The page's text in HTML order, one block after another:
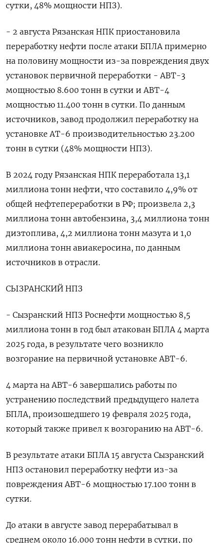
сутки, 48% мощности НПЗ).
- 2 августа Рязанская НПК приостановила
переработку нефти после атаки БПЛА примерно
на половину мощности из-за повреждения двух
установок первичной переработки - АВТ-3
мощностью 8.600 тонн в сутки и АВТ-4
мощностью 11.400 тонн в сутки. По данным
источников, завод продолжил переработку на
установке АТ-6 производительностью 23.200
тонн в сутки (48% мощности НПЗ).
В 2024 году Рязанская НПК переработала 13,1
миллиона тонн нефти, что составило 4,9% от
общей нефтепереработки в РФ; произвела 2,3
миллиона тонн автобензина, 3,4 миллиона тонн
дизтоплива, 4,2 миллиона тонн мазута и 1,0
миллиона тонн авиакеросина, по данным
источников в отрасли.
СЫЗРАНСКИЙ НПЗ
- Сызранский НПЗ Роснефти мощностью 8,5
миллиона тонн в год был атакован БПЛА 4 марта
2025 года, в результате чего возникло
возгорание на первичной установке АВТ-6.
4 марта на АВТ-6 завершались работы по
устранению последствий предыдущего налета
БПЛА, произошедшего 19 февраля 2025 года,
который также привел к возгоранию на АВТ-6.
В результате атаки БПЛА 15 августа Сызранский
НПЗ остановил переработку нефти из-за
повреждения АВТ-6 мощностью 17.100 тонн в
сутки.
До атаки в августе завод перерабатывал в
среднем около 16.000 тонн нефти в сутки, по